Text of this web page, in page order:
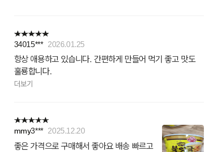
34015*** 2026.01.25
항상 애용하고 있습니다. 간편하게 만들어 먹기 좋고 맛도
훌룡합니다.
더보기
mmy3*** 2025.12.20
좋은 가격으로 구매해서 좋아요 배송 빠르고